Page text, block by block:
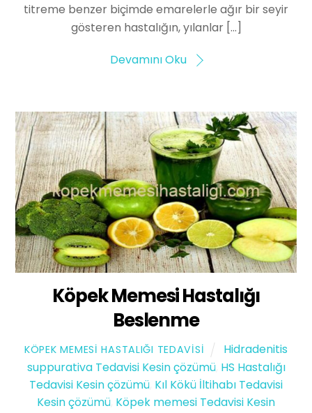
titreme benzer biçimde emarelerle ağır bir seyir
gösteren hastalığın, yılanlar […]
Devamını Oku
Köpek Memesi Hastalığı
Beslenme
KÖPEK MEMESI HASTALIĞI TEDAVISI
Hidradenitis
suppurativa Tedavisi Kesin çözümü, HS Hastalığı
Tedavisi Kesin çözümü Kıl Kökü İltihabı Tedavisi
Kesin çözümü Köpek memesi Tedavisi Kesin